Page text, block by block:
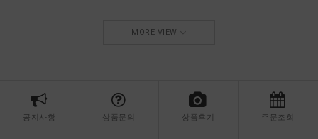
MORE VIEW
공지사항 상품문의 상품후기 주문조회